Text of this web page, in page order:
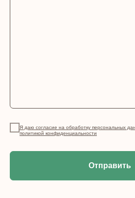
Я даю согласие на обработку персональных
политикой конфиденциальности
Отправить